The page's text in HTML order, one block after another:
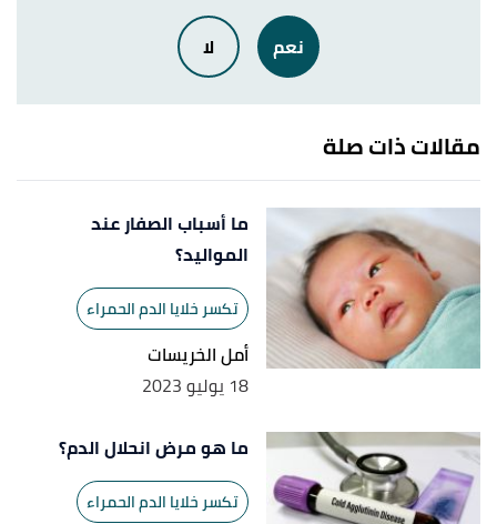
,marchofdimes, Retrieved
16/8/2023. Edited.
↑
"Jaundice in Newborns"
,kidshealth, Retrieved
16/8/2023. Edited.
↑
is treatment with a,as much light as possible.
"Treatment -Newborn jaundice Contents Overview",
nhs, Retrieved 16/8/2023. Edited.
نعم لا
مقالات ذات صلة
ما أسباب الصفار عند
المواليد؟
تكسر خلايا الدم الحمراء
أمل الخريسات
18 يوليو 2023
ما هو مرض انحلال الدم؟
تكسر خلايا الدم الحمراء